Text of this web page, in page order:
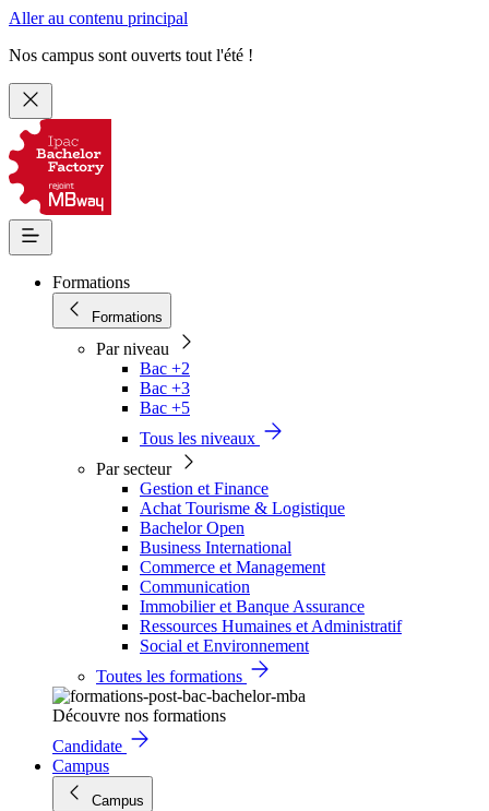
Aller au contenu principal
Nos campus sont ouverts tout l'été !
Formations
Formations
Par niveau
Bac +2
Bac +3
Bac +5
Tous les niveaux
Par secteur
Gestion et Finance
Achat Tourisme & Logistique
Bachelor Open
Business International
Commerce et Management
Communication
Immobilier et Banque Assurance
Ressources Humaines et Administratif
Social et Environnement
Toutes les formations
Découvre nos formations
Candidate
Campus
Campus